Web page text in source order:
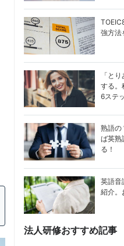
強方法
「と
する。
6ステ
熟語の
ば英熟
る！
英語音
紹介。
法人研修おすすめ記事